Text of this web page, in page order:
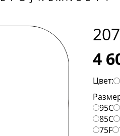
4
Цвет:
95C
85C
75F